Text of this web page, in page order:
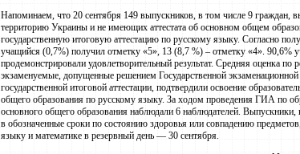
Напоминаем, что 20 сентября 149 выпускников, в том числе 9 граждан,
территорию Украины и не имеющих аттестата об основном общем
государственную итоговую аттестацию по русскому языку. Согласно
учащийся (0,7%) получил отметку «5», 13 (8,7 %) – отметку «4». 90,6%
продемонстрировали удовлетворительный результат. Средняя оценка по
экзаменуемые, допущенные решением Государственной
государственной итоговой аттестации, подтвердили освоение
общего образования по русскому языку. За ходом проведения ГИА по
основного общего образования наблюдали 6 наблюдателей. Выпускники,
в обозначенные сроки по состоянию здоровья или совпадению
языку и математике в резервный день — 30 сентября.